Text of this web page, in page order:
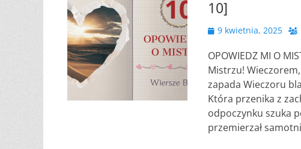
10]
Opublikowano
9 kwietnia, 2025
OPOWIEDZ MI O
Mistrzu!
zapada Wieczoru
Która przenika z
odpoczynku szuka
przemierzał